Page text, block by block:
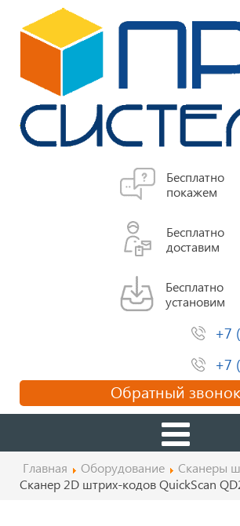
Бесплатно
покажем
Бесплатно
доставим
Бесплатно
установим
+7
+7
Обратный звонок
Главная Оборудование
Сканеры
Сканер 2D штрих-кодов QuickScan